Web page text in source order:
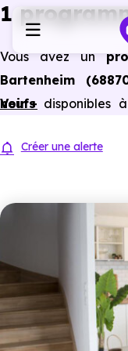
Programmes
Habiter
Actualités
Ressources
Financer
1
Vous avez un
Bartenheim
neufsdisponibles
d’agence.
à Bartenheim
avantages du neuf :
frais de notaire
énergétiques,
Voir +
Créer une alerte